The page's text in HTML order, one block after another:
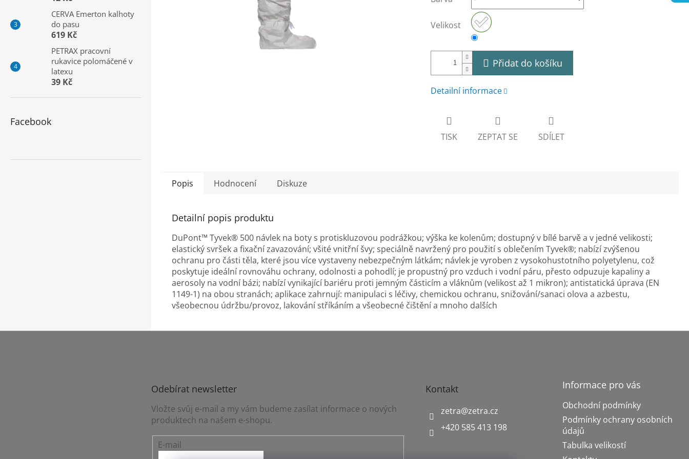
CERVA Emerton kalhoty
do pasu
619 Kč
PETRAX pracovní
rukavice polomáčené v
latexu
39 Kč
Facebook
Velikost
Přidat do košíku
Detailní informace
TISK ZEPTAT SE SDÍLET
Popis Hodnocení Diskuze
Detailní popis produktu
DuPont™ Tyvek® 500 návlek na boty s protiskluzovou podrážkou; výška ke kolenům; dostupný v bílé barvě a v jedné velikosti;
elastický svršek a fixační zavazování; všité vnitřní švy; speciálně navržený pro použití s ​​oblečením Tyvek®; nabízí zvýšenou
ochranu pro části těla, které jsou více vystaveny nebezpečným látkám; návlek je vyroben z vysokohustotního polyetylenu, což
poskytuje ideální rovnováhu ochrany, odolnosti a pohodlí; je propustný pro vzduch i vodní páru, přesto odpuzuje kapaliny a
aerosoly na vodní bázi; nabízí vynikající bariéru proti jemným částicím a vláknům (velikost až 1 mikron); antistatická úprava (EN
1149-1) na obou stranách; aplikace zahrnují: manipulaci s léčivy, chemickou ochranu, snižování/sanaci olova a azbestu,
všeobecnou údržbu/provoz, lakování stříkáním a všeobecné čištění a mnoho dalších
Z
Odebírat newsletter
Vložte svůj e-mail a my vám budeme zasílat informace o nových
produktech na našem e-shopu.
E-mail
Kontakt
zetra@zetra.cz
+420 585 413 198
Informace pro vás
Obchodní podmínky
Podmínky ochrany osobních
údajů
Tabulka velikostí